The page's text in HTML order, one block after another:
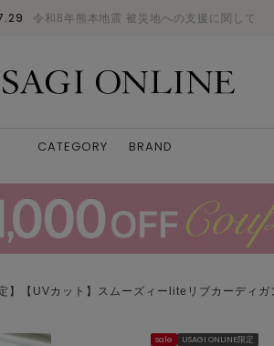
令和8年熊本地震 被災地への支援に関して
CATEGORY BRAND
】【UVカット】スムーズィーliteリブカーディガ
sale USAGI ONLINE限定